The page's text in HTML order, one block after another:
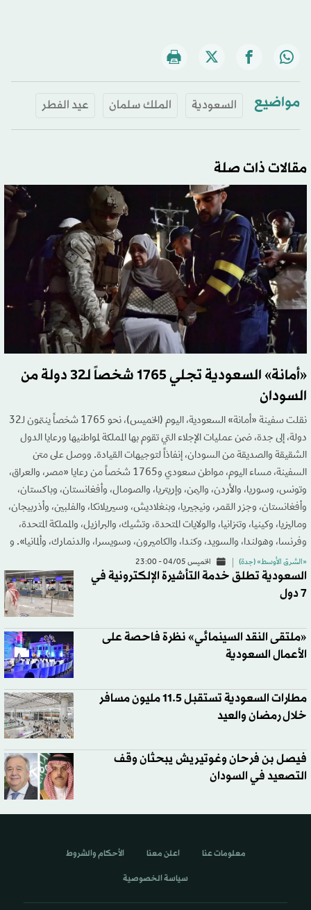
مواضيع السعودية الملك سلمان عيد الفطر
مقالات ذات صلة
«أمانة» السعودية تجلي 1765 شخصاً لـ32 دولة من
السودان
نقلت سفينة «أمانة» السعودية، اليوم (الخميس)، نحو 1765 شخصاً ينتمون لـ32
دولة، إلى جدة، ضمن عمليات الإجلاء التي تقوم بها المملكة لمواطنيها ورعايا الدول
الشقيقة والصديقة من السودان، إنفاذاً لتوجيهات القيادة. ووصل على متن
السفينة، مساء اليوم، مواطن سعودي و1765 شخصاً من رعايا «مصر، والعراق،
وتونس، وسوريا، والأردن، واليمن، وإريتريا، والصومال، وأفغانستان، وباكستان،
وأفغانستان، وجزر القمر، ونيجيريا، وبنغلاديش، وسيريلانكا، والفلبين، وأذربيجان،
وماليزيا، وكينيا، وتنزانيا، والولايات المتحدة، وتشيك، والبرازيل، والمملكة المتحدة،
وفرنسا، وهولندا، والسويد، وكندا، والكاميرون، وسويسرا، والدنمارك، وألمانيا». و
«الشرق الأوسط» (جدة) الخميس 04/05 - 23:00
السعودية تطلق خدمة التأشيرة الإلكترونية في
7 دول
«ملتقى النقد السينمائي» نظرة فاحصة على
الأعمال السعودية
مطارات السعودية تستقبل 11.5 مليون مسافر
خلال رمضان والعيد
فيصل بن فرحان وغوتيريش يبحثان وقف
التصعيد في السودان
معلومات عنا اعلن معنا الأحكام والشروط
سياسة الخصوصية